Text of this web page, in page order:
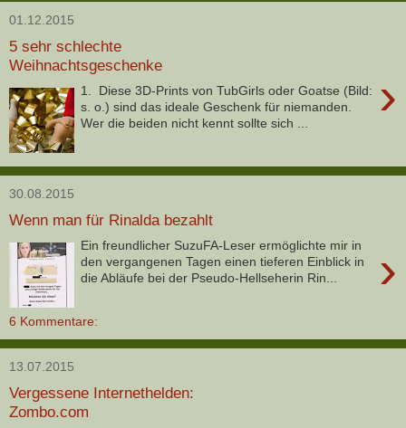
01.12.2015
5 sehr schlechte
Weihnachtsgeschenke
›
1. Diese 3D-Prints von TubGirls oder Goatse (Bild:
s. o.) sind das ideale Geschenk für niemanden.
Wer die beiden nicht kennt sollte sich ...
30.08.2015
Wenn man für Rinalda bezahlt
›
Ein freundlicher SuzuFA-Leser ermöglichte mir in
den vergangenen Tagen einen tieferen Einblick in
die Abläufe bei der Pseudo-Hellseherin Rin...
6 Kommentare:
13.07.2015
Vergessene Internethelden:
Zombo.com